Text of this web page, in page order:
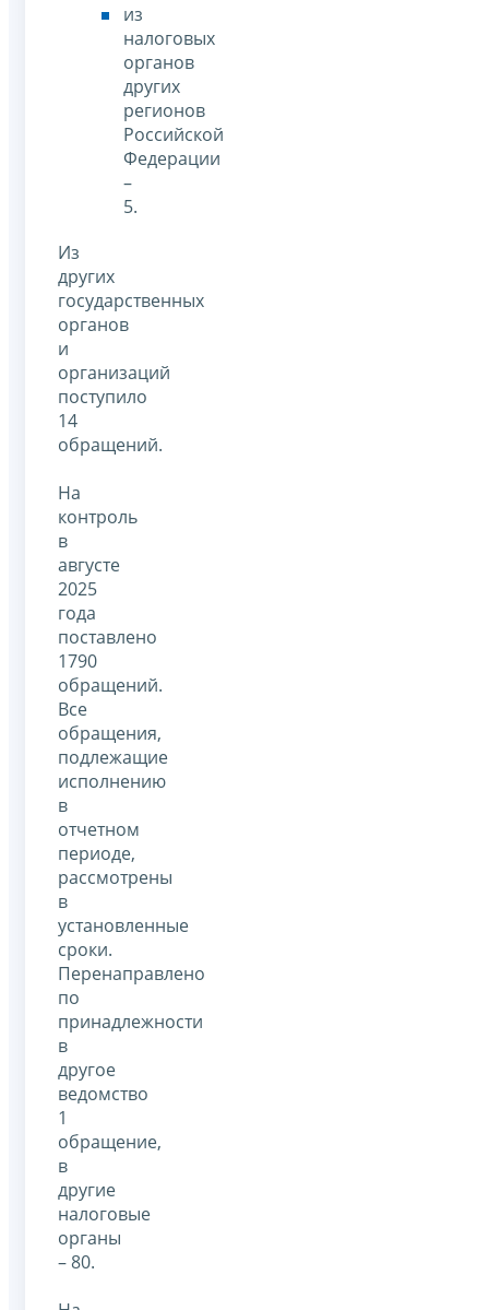
из
налоговых
органов
других
регионов
Российской
Федерации
–
5.
Из
других
государственных
органов
и
организаций
поступило
14
обращений.
На
контроль
в
августе
2025
года
поставлено
1790
обращений.
Все
обращения,
подлежащие
исполнению
в
отчетном
периоде,
рассмотрены
в
установленные
сроки.
Перенаправлено
по
принадлежности
в
другое
ведомство
1
обращение,
в
другие
налоговые
органы
– 80.